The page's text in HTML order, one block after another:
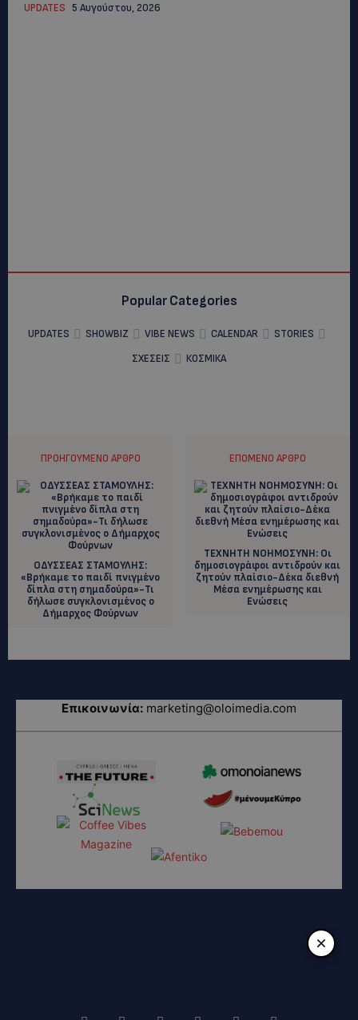
UPDATES 5 Αυγούστου, 2026
Popular Categories
UPDATES SHOWBIZ VIBE NEWS CALENDAR
STORIES
ΣΧΕΣΕΙΣ
ΚΟΣΜΙΚΑ
ΠΡΟΗΓΟΎΜΕΝΟ ΆΡΘΡΟ
ΟΔΥΣΣΕΑΣ ΣΤΑΜΟΥΛΗΣ:
«Βρήκαμε το παιδί πνιγμένο
δίπλα στη σημαδούρα»-Τι
δήλωσε συγκλονισμένος ο
Δήμαρχος Φούρνων
ΕΠΌΜΕΝΟ ΆΡΘΡΟ
ΤΕΧΝΗΤΗ ΝΟΗΜΟΣΥΝΗ: Oι
δημοσιογράφοι αντιδρούν και
ζητούν πλαίσιο-Δέκα διεθνή
Μέσα ενημέρωσης και
Ενώσεις
Επικοινωνία: marketing@oloimedia.com